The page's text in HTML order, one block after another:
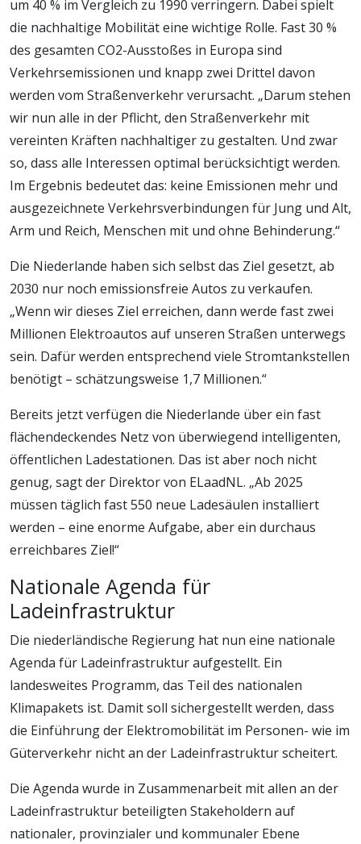
um 40 % im Vergleich zu 1990 verringern. Dabei spielt
die nachhaltige Mobilität eine wichtige Rolle. Fast 30 %
des gesamten CO2-Ausstoßes in Europa sind
Verkehrsemissionen und knapp zwei Drittel davon
werden vom Straßenverkehr verursacht. „Darum stehen
wir nun alle in der Pflicht, den Straßenverkehr mit
vereinten Kräften nachhaltiger zu gestalten. Und zwar
so, dass alle Interessen optimal berücksichtigt werden.
Im Ergebnis bedeutet das: keine Emissionen mehr und
ausgezeichnete Verkehrsverbindungen für Jung und Alt,
Arm und Reich, Menschen mit und ohne Behinderung.“
Die Niederlande haben sich selbst das Ziel gesetzt, ab
2030 nur noch emissionsfreie Autos zu verkaufen.
„Wenn wir dieses Ziel erreichen, dann werde fast zwei
Millionen Elektroautos auf unseren Straßen unterwegs
sein. Dafür werden entsprechend viele Stromtankstellen
benötigt – schätzungsweise 1,7 Millionen.“
Bereits jetzt verfügen die Niederlande über ein fast
flächendeckendes Netz von überwiegend intelligenten,
öffentlichen Ladestationen. Das ist aber noch nicht
genug, sagt der Direktor von ELaadNL. „Ab 2025
müssen täglich fast 550 neue Ladesäulen installiert
werden – eine enorme Aufgabe, aber ein durchaus
erreichbares Ziel!“
Nationale Agenda für
Ladeinfrastruktur
Die niederländische Regierung hat nun eine nationale
Agenda für Ladeinfrastruktur aufgestellt. Ein
landesweites Programm, das Teil des nationalen
Klimapakets ist. Damit soll sichergestellt werden, dass
die Einführung der Elektromobilität im Personen- wie im
Güterverkehr nicht an der Ladeinfrastruktur scheitert.
Die Agenda wurde in Zusammenarbeit mit allen an der
Ladeinfrastruktur beteiligten Stakeholdern auf
nationaler, provinzialer und kommunaler Ebene